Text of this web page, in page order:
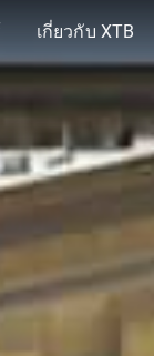
เกี่ยวกับ XTB